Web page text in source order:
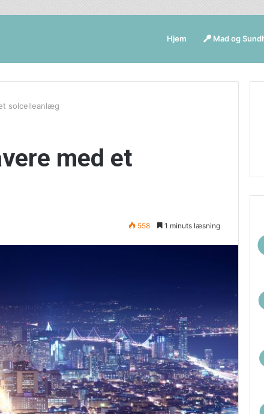
Hjem Mad og
solcelleanlæg
med et
558 1 minuts læsning